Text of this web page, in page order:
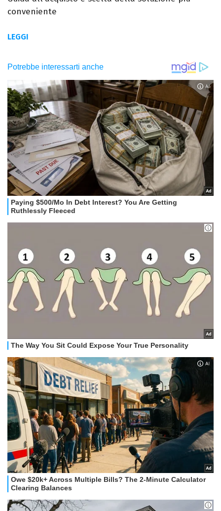
conveniente
LEGGI